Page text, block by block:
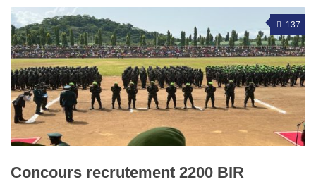
137
Concours recrutement 2200 BIR